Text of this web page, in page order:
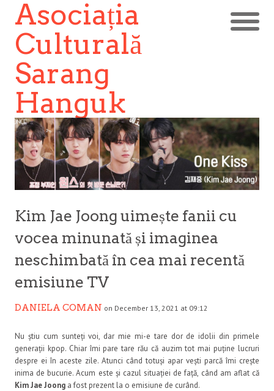
Asociația
Culturală
Sarang
Hanguk
Kim Jae Joong uimește fanii cu
vocea minunată și imaginea
neschimbată în cea mai recentă
emisiune TV
DANIELA COMAN on December 13, 2021 at 09:12
Nu știu cum sunteți voi, dar mie mi-e tare dor de idolii din primele
generații kpop. Chiar îmi pare tare rău că auzim tot mai puține lucruri
despre ei în aceste zile. Atunci când totuși apar vești parcă îmi crește
inima de bucurie. Acum este și cazul situației de față, când am aflat că
Kim Jae Joong a fost prezent la o emisiune de curând.